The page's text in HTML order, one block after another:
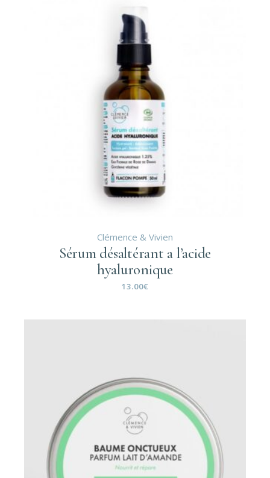
Clémence & Vivien
Sérum désaltérant a l’acide
hyaluronique
13.00€